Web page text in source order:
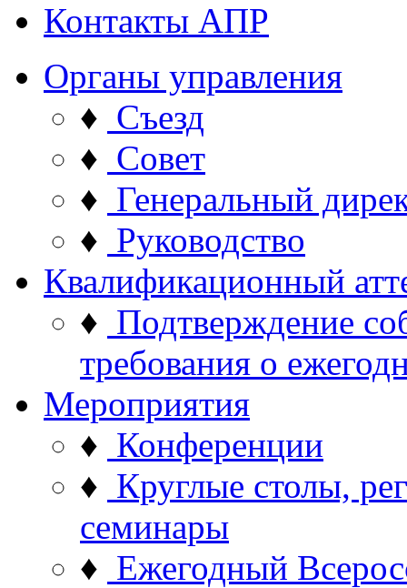
Контакты АПР
Органы управления
♦ Съезд
♦ Совет
♦ Генеральный
♦ Руководство
Квалификационный
♦ Подтверждение
требования о
Мероприятия
♦ Конференции
♦ Круглые столы,
семинары
♦ Ежегодный